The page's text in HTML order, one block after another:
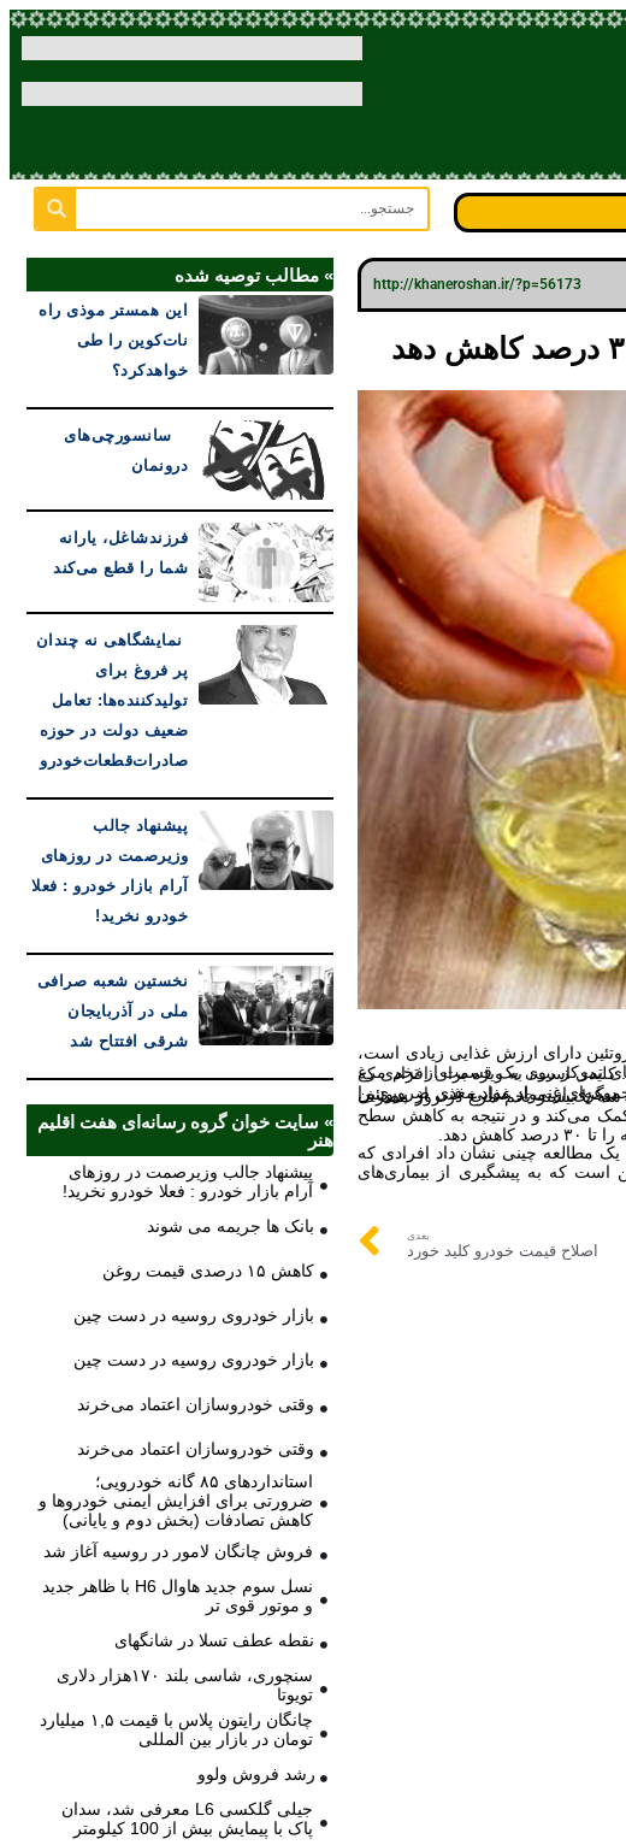
http://khaneroshan.ir/?p=56173
دهد.
بعدی
اصلاح قیمت خودرو کلید خورد
» مطالب توصیه شده
این همستر موذی راه
نات‌کوین را طی
خواهدکرد؟
سانسورچی‌های
درونمان
فرزندشاغل، یارانه
شما را قطع می‌کند
نمایشگاهی نه چندان
پر فروغ برای
تولیدکننده‌ها: تعامل
ضعیف دولت در حوزه
صادرات‌قطعات‌خودرو
پیشنهاد جالب
وزیرصمت در روزهای
آرام بازار خودرو : فعلا
خودرو نخرید!
نخستین شعبه صرافی
ملی در آذربایجان
شرقی افتتاح شد
» سایت خوان گروه رسانه‌ای هفت اقلیم
هنر
پیشنهاد جالب وزیرصمت در روزهای
آرام بازار خودرو : فعلا خودرو نخرید!
بانک ها جریمه می شوند
کاهش ۱۵ درصدی قیمت روغن
بازار خودروی روسیه در دست چین
بازار خودروی روسیه در دست چین
وقتی خودروسازان اعتماد می‌خرند
وقتی خودروسازان اعتماد می‌خرند
استانداردهای ۸۵ گانه خودرویی؛
ضرورتی برای افزایش ایمنی خودروها و
کاهش تصادفات (بخش دوم و پایانی)
فروش چانگان لامور در روسیه آغاز شد
نسل سوم جدید هاوال H6 با ظاهر جدید
و موتور قوی تر
نقطه عطف تسلا در شانگهای
سنچوری، شاسی بلند ۱۷۰هزار دلاری
تویوتا
چانگان رایتون پلاس با قیمت ۱,۵ میلیارد
تومان در بازار بین المللی
رشد فروش ولوو
جیلی گلکسی L6 معرفی شد، سدان
پاک با پیمایش بیش از 100 کیلومتر